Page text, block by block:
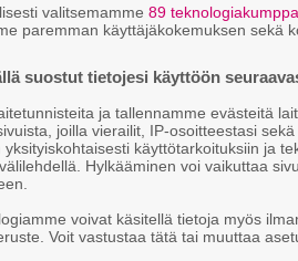
pumppu soittaa
puolestaan luottaa 60-luvun
Se esittää niin ikään
Kuninkaan.
valitsemamme 89
paremman käyttäjäkokemuksen sekä
suostut tietojesi käyttöön
ja tallennamme evästeitä
joilla vierailit, IP-osoitteestasi
käyttötarkoituksiin ja
Hylkääminen voi vaikuttaa
voivat käsitellä tietoja myös
Voit vastustaa tätä tai muuttaa